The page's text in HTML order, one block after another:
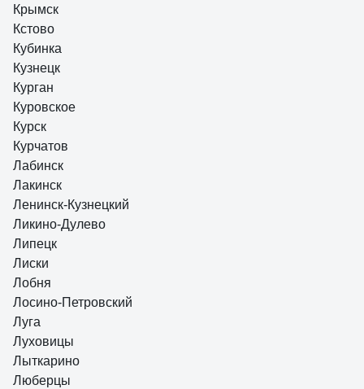
Крымск
Кстово
Кубинка
Кузнецк
Курган
Куровское
Курск
Курчатов
Лабинск
Лакинск
Ленинск-Кузнецкий
Ликино-Дулево
Липецк
Лиски
Лобня
Лосино-Петровский
Луга
Луховицы
Лыткарино
Люберцы